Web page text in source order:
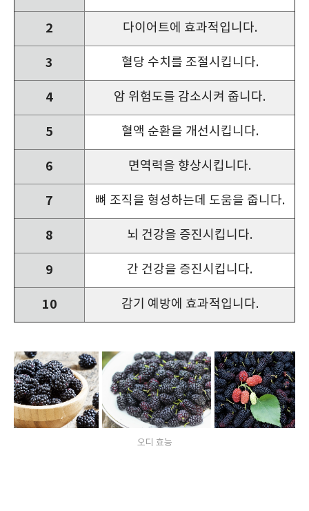
2 다이어트에 효과적입니다.
3 혈당 수치를 조절시킵니다.
4 암 위험도를 감소시켜 줍니다.
5 혈액 순환을 개선시킵니다.
6 면역력을 향상시킵니다.
7 뼈 조직을 형성하는데 도움을 줍니다.
8 뇌 건강을 증진시킵니다.
9 간 건강을 증진시킵니다.
10 감기 예방에 효과적입니다.
오디 효능